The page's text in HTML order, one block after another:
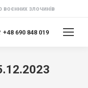
злочинів
+48 690 848 019